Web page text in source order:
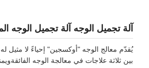
آلة تجميل الوجه آلة تجميل الوجه
يُقدّم معالج الوجه "أوكسجين" إحياءً لا مثيل
بين ثلاثة علاجات في معالجة الوجه